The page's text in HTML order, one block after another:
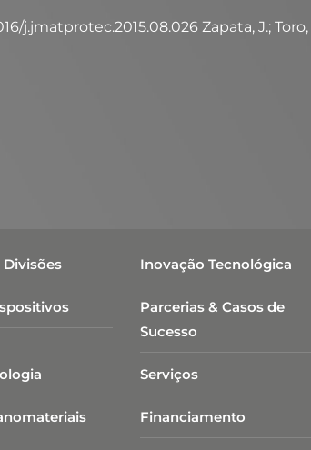
j.jmatprotec.2015.08.026 Zapata, J.; Toro,
Inovação Tecnológica
Parcerias & Casos de
Sucesso
Serviços
Financiamento